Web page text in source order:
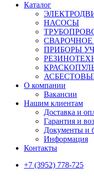
Каталог
НАСОСЫ
ПРИБОРЫ
О компании
Вакансии
Нашим клиентам
Доставка и
Гарантия и
Документы и
Информация
Контакты
+7 (3952) 778-725